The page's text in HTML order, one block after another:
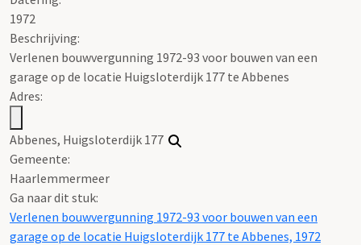
1972
Beschrijving:
Verlenen bouwvergunning 1972-93 voor bouwen van een
garage op de locatie Huigsloterdijk 177 te Abbenes
Adres:
Abbenes, Huigsloterdijk 177
Gemeente:
Haarlemmermeer
Ga naar dit stuk:
Verlenen bouwvergunning 1972-93 voor bouwen van een
garage op de locatie Huigsloterdijk 177 te Abbenes, 1972